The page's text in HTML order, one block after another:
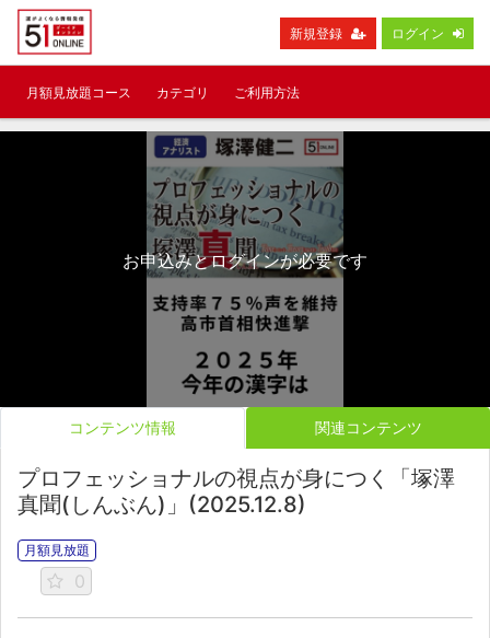
新規登録 ログイン
月額見放題コース カテゴリ ご利用方法
お申込みとログインが必要です
コンテンツ情報 関連コンテンツ
プロフェッショナルの視点が身につく「塚澤
真聞(しんぶん)」(2025.12.8)
月額見放題
0